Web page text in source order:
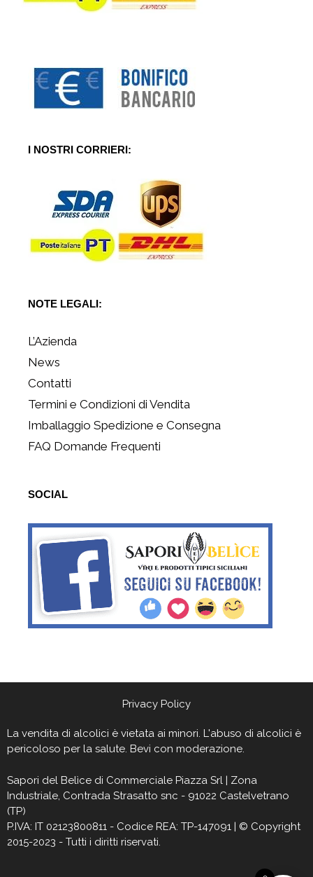
I NOSTRI CORRIERI:
NOTE LEGALI:
L’Azienda
News
Contatti
Termini e Condizioni di Vendita
Imballaggio Spedizione e Consegna
FAQ Domande Frequenti
SOCIAL
Privacy Policy
La vendita di alcolici è vietata ai minori. L'abuso di alcolici è
pericoloso per la salute. Bevi con moderazione.
Sapori del Belìce di Commerciale Piazza Srl | Zona
Industriale, Contrada Strasatto snc - 91022 Castelvetrano
(TP)
P.IVA: IT 02123800811 - Codice REA: TP-147091 | © Copyright
2015-2023 - Tutti i diritti riservati.